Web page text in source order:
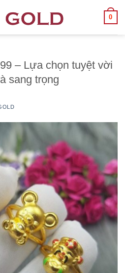
0
– Lựa chọn tuyệt vời
sang trọng